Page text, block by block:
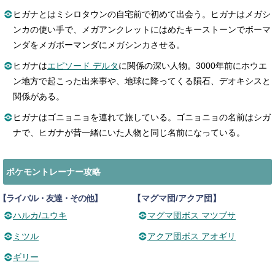
ヒガナとはミシロタウンの自宅前で初めて出会う。ヒガナはメガシ
ンカの使い手で、メガアンクレットにはめたキーストーンでボーマ
ンダをメガボーマンダにメガシンカさせる。
ヒガナはエピソード デルタに関係の深い人物。3000年前にホウエ
ン地方で起こった出来事や、地球に降ってくる隕石、デオキシスと
関係がある。
ヒガナはゴニョニョを連れて旅している。ゴニョニョの名前はシガ
ナで、ヒガナが昔一緒にいた人物と同じ名前になっている。
ポケモントレーナー攻略
ライバル・友達・その他】
ハルカ/ユウキ
ミツル
ギリー
【マグマ団/アクア団】
マグマ団ボス マツブサ
アクア団ボス アオギリ